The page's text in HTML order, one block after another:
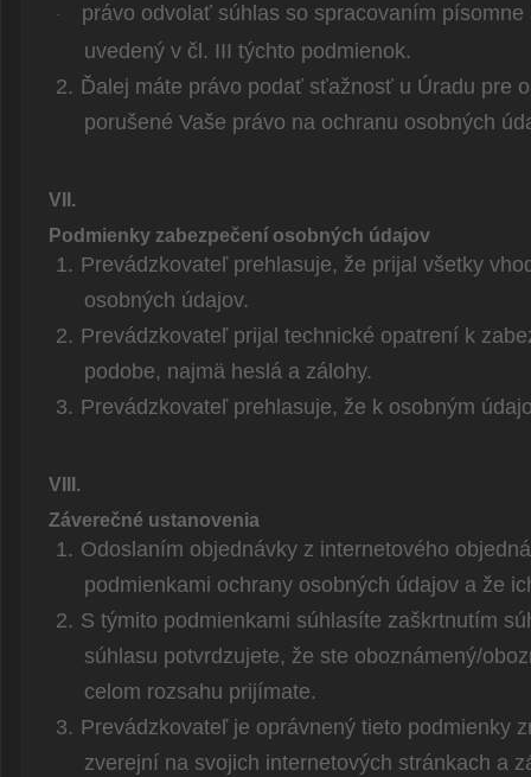
·
právo odvolať súhlas so spracovaním
uvedený v čl. III týchto podmienok.
2. Ďalej máte právo podať sťažnosť u Úradu pre
porušené Vaše právo na ochranu osobných
VII.
Podmienky zabezpečení osobných údajov
1. Prevádzkovateľ prehlasuje, že prijal všetky
osobných údajov.
2. Prevádzkovateľ prijal technické opatrení k
podobe, najmä heslá a zálohy.
3. Prevádzkovateľ prehlasuje, že k osobným
VIII.
Záverečné ustanovenia
1. Odoslaním objednávky z internetového
podmienkami ochrany osobných údajov a že
2. S týmito podmienkami súhlasíte zaškrtnutím
súhlasu potvrdzujete, že ste oboznámený/
celom rozsahu prijímate.
3. Prevádzkovateľ je oprávnený tieto podmienky
zverejní na svojich internetových stránkach a